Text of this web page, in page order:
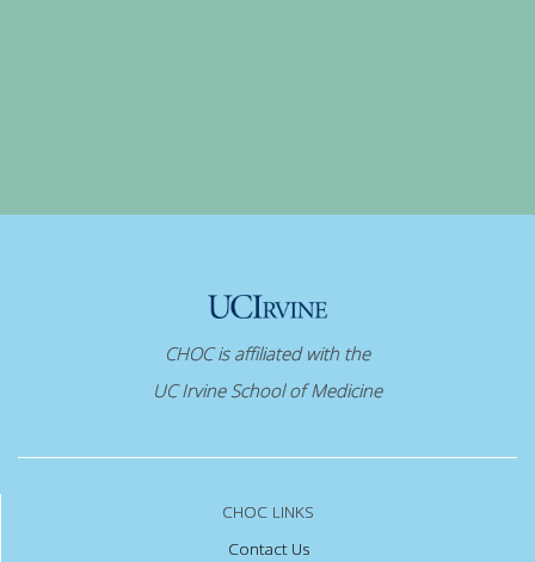
CHOC is affiliated with the
UC Irvine School of Medicine
CHOC LINKS
Contact Us